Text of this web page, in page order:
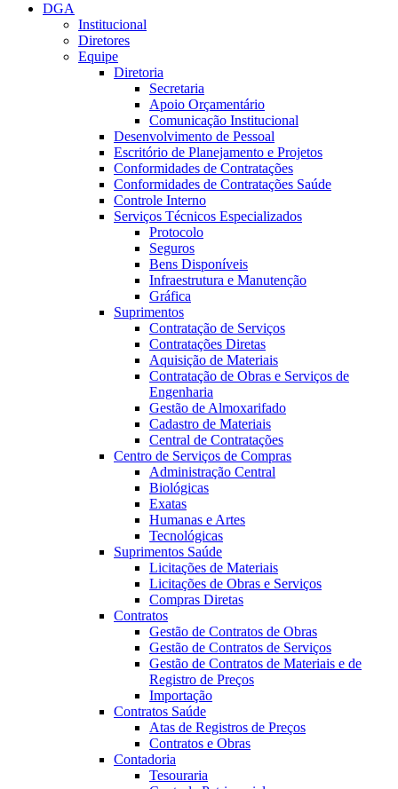
DGA
Institucional
Diretores
Equipe
Diretoria
Secretaria
Apoio Orçamentário
Comunicação Institucional
Desenvolvimento de Pessoal
Escritório de Planejamento e Projetos
Conformidades de Contratações
Conformidades de Contratações Saúde
Controle Interno
Serviços Técnicos Especializados
Protocolo
Seguros
Bens Disponíveis
Infraestrutura e Manutenção
Gráfica
Suprimentos
Contratação de Serviços
Contratações Diretas
Aquisição de Materiais
Contratação de Obras e Serviços de
Engenharia
Gestão de Almoxarifado
Cadastro de Materiais
Central de Contratações
Centro de Serviços de Compras
Administração Central
Biológicas
Exatas
Humanas e Artes
Tecnológicas
Suprimentos Saúde
Licitações de Materiais
Licitações de Obras e Serviços
Compras Diretas
Contratos
Gestão de Contratos de Obras
Gestão de Contratos de Serviços
Gestão de Contratos de Materiais e de
Registro de Preços
Importação
Contratos Saúde
Atas de Registros de Preços
Contratos e Obras
Contadoria
Tesouraria